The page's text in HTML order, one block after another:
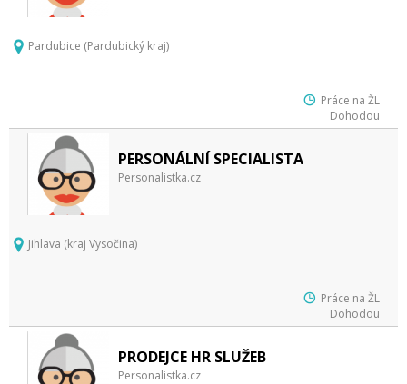
Pardubice (Pardubický kraj)
Práce na ŽL
Dohodou
PERSONÁLNÍ SPECIALISTA
Personalistka.cz
Jihlava (kraj Vysočina)
Práce na ŽL
Dohodou
PRODEJCE HR SLUŽEB
Personalistka.cz